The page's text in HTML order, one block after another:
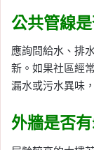
公共管線
應詢問給水、排
新。如果社區經
漏水或污水異味
外牆是否